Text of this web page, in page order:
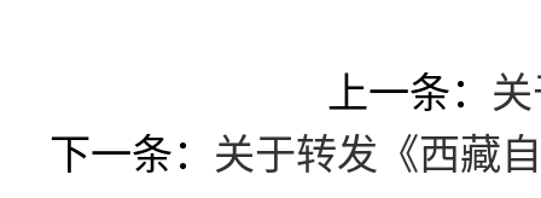
上一条：
下一条： 关于转发《西藏